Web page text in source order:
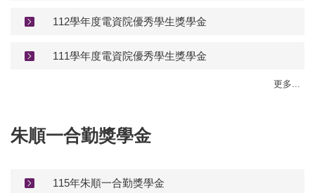
112學年度電資院優秀學生獎學金
111學年度電資院優秀學生獎學金
更多...
朱順一合勤獎學金
115年朱順一合勤獎學金